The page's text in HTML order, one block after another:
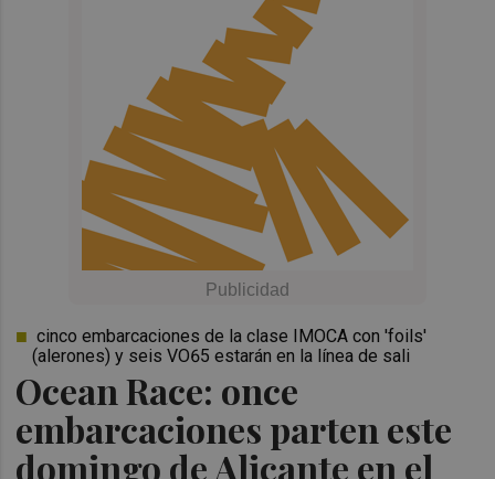
Ocean Race: once
embarcaciones parten este
domingo de Alicante en el
cinco embarcaciones de la clase IMOCA con 'foils'
(alerones) y seis VO65 estarán en la línea de sali